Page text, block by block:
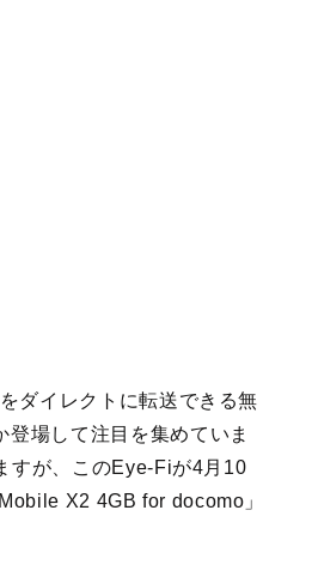
ダイレクトに転送できる無
場して注目を集めていま
すが、このEye-Fiが4月10
X2 4GB for docomo」